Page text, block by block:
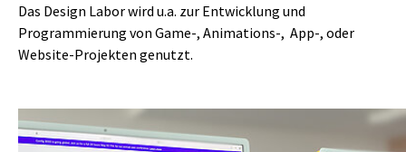
Das Design Labor wird u.a. zur Entwicklung und
Programmierung von Game-, Animations-, App-, oder
Website-Projekten genutzt.